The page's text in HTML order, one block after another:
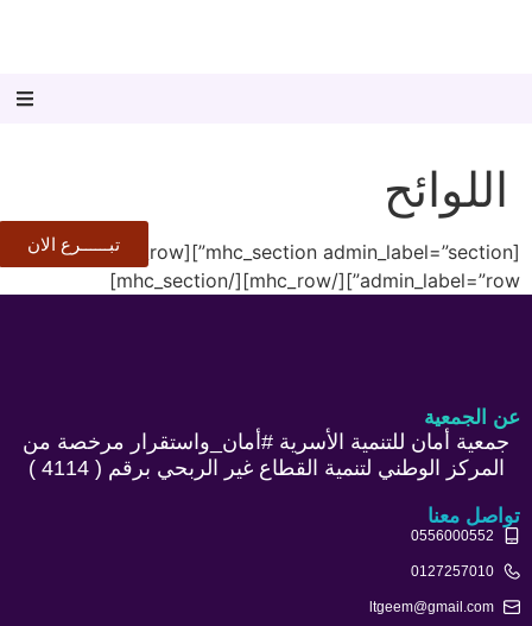
تبــــــرع الان
اللوائح
[mhc_section admin_label=”section”][mhc_row
admin_label=”row”][/mhc_row][/mhc_section]
عن الجمعية
جمعية أمان للتنمية الأسرية #أمان_واستقرار مرخصة من
المركز الوطني لتنمية القطاع غير الربحي برقم ( 4114 )
تواصل معنا
0556000552
0127257010
ltgeem@gmail.com